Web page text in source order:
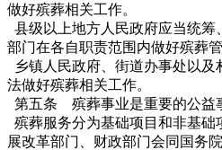
做好殡葬相关工作。
县级以上地方人民政府应当统筹
部门在各自职责范围内做好殡葬管
乡镇人民政府、街道办事处以及
法做好殡葬相关工作。
第五条 殡葬事业是重要的公益
殡葬服务分为基础项目和非基
展改革部门、财政部门会同国务